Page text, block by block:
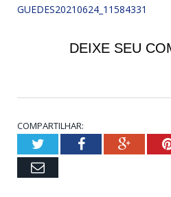
GUEDES20210624_11584331
DEIXE SEU
COMPARTILHAR:
TwitterFacebook
Email